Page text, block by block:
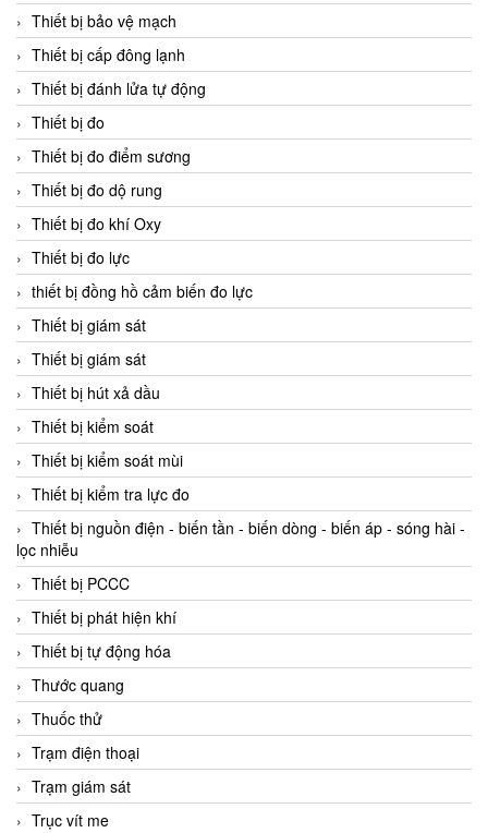
Thiết bị bảo vệ mạch
Thiết bị cấp đông lạnh
Thiết bị đánh lửa tự động
Thiết bị đo
Thiết bị đo điểm sương
Thiết bị đo dộ rung
Thiết bị đo khí Oxy
Thiết bị đo lực
thiết bị đồng hồ cảm biến đo lực
Thiết bị giám sát
Thiết bị giám sát
Thiết bị hút xả dầu
Thiết bị kiểm soát
Thiết bị kiểm soát mùi
Thiết bị kiểm tra lực đo
Thiết bị nguồn điện - biến tần - biến dòng - biến áp - sóng hài -
lọc nhiễu
Thiết bị PCCC
Thiết bị phát hiện khí
Thiết bị tự động hóa
Thước quang
Thuốc thử
Trạm điện thoại
Trạm giám sát
Trục vít me